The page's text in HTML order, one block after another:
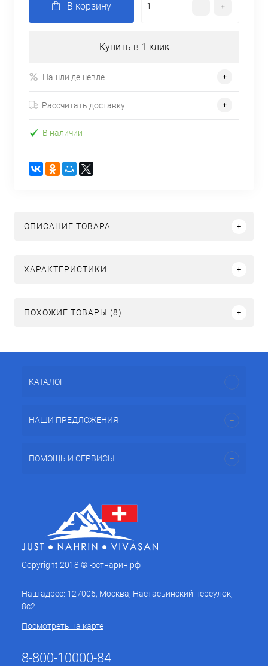
В корзину
Купить в 1 клик
Нашли дешевле
Рассчитать доставку
В наличии
ОПИСАНИЕ ТОВАРА
ХАРАКТЕРИСТИКИ
ПОХОЖИЕ ТОВАРЫ (8)
КАТАЛОГ
НАШИ ПРЕДЛОЖЕНИЯ
ПОМОЩЬ И СЕРВИСЫ
Copyright 2018 © юстнарин.рф
Наш адрес: 127006, Москва, Настасьинский переулок,
8с2.
Посмотреть на карте
8-800-10000-84